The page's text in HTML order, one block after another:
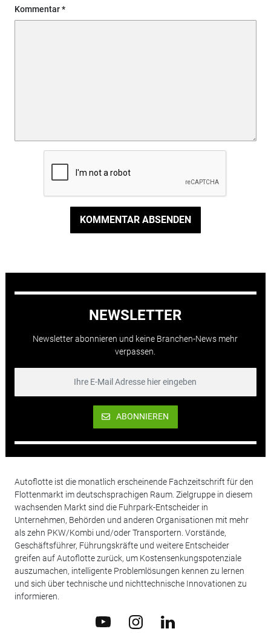
Kommentar
KOMMENTAR ABSENDEN
NEWSLETTER
Newsletter abonnieren und keine Branchen-News mehr
verpassen.
ABONNIEREN
Autoflotte ist die monatlich erscheinende Fachzeitschrift für den
Flottenmarkt im deutschsprachigen Raum. Zielgruppe in diesem
wachsenden Markt sind die Fuhrpark-Entscheider in
Unternehmen, Behörden und anderen Organisationen mit mehr
als zehn PKW/Kombi und/oder Transportern. Vorstände,
Geschäftsführer, Führungskräfte und weitere Entscheider
greifen auf Autoflotte zurück, um Kostensenkungspotenziale
auszumachen, intelligente Problemlösungen kennen zu lernen
und sich über technische und nichttechnische Innovationen zu
informieren.